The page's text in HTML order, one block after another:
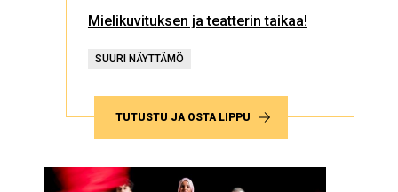
Mielikuvituksen ja teatterin taikaa!
SUURI NÄYTTÄMÖ
TUTUSTU JA OSTA LIPPU